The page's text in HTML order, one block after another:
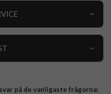
på de vanligaste frågorna: